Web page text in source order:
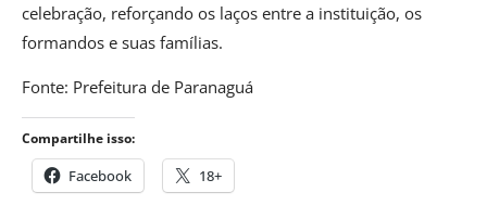
celebração, reforçando os laços entre a instituição, os
formandos e suas famílias.
Fonte: Prefeitura de Paranaguá
Compartilhe isso:
Facebook 18+